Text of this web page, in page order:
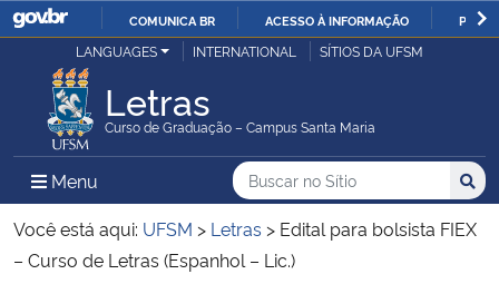
IR
COMUNICA BR ACESSO À INFORMAÇÃO
Ministério da Justiça e Segurança Pública
Ministério da Defesa
Ministério das Relações Exteriores
LANGUAGES INTERNATIONAL SÍTIOS DA UFSM
Letras
Curso de Graduação – Campus Santa Maria
Menu Menu Principal do Sítio
Busca
Buscar no no Sítio
Busca:
Você está aqui: UFSM > Letras > Edital para bolsista FIEX
– Curso de Letras (Espanhol – Lic.)